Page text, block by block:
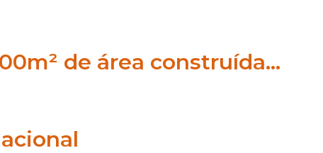
de área construída…